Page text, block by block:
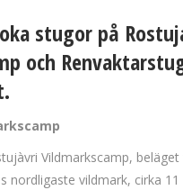
stugor på
och
Vildmarkscamp, beläget
nordligaste vildmark, cirka